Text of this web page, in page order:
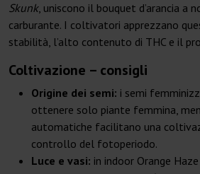
Skunk, uniscono il bouquet d’arancia a
carburante. I coltivatori apprezzano
stabilità, l’alto contenuto di THC e il
Coltivazione – consigli
Origine dei semi: i semi
ottenere solo piante femmina,
automatiche facilitano una
controllo del fotoperiodo.
Luce e vasi: in indoor Orange